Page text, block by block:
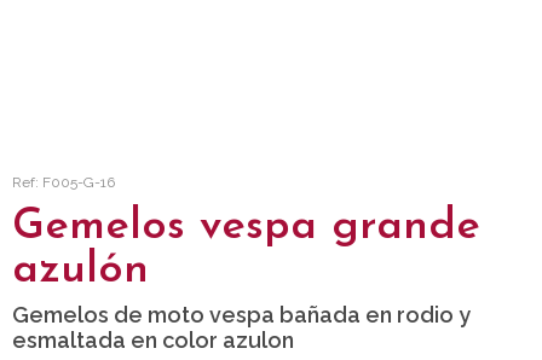
Ref: F005-G-16
Gemelos vespa grande
azulón
Gemelos de moto vespa bañada en rodio y
esmaltada en color azulon